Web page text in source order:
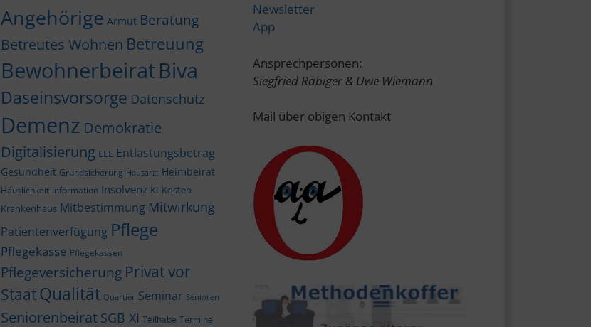
Angehörige Armut Beratung
Betreutes Wohnen Betreuung
BewohnerbeiratBiva
Daseinsvorsorge Datenschutz
Demenz Demokratie
Digitalisierung EEE Entlastungsbetrag
Gesundheit Grundsicherung Hausarzt Heimbeirat
Häuslichkeit Information Insolvenz KI Kosten
Krankenhaus Mitbestimmung Mitwirkung
Patientenverfügung Pflege
Pflegekasse Pflegekassen
Pflegeversicherung Privat vor
StaatQualität Quartier Seminar Senioren
Seniorenbeirat SGB XI Teilhabe Termine
Newsletter
App
Ansprechpersonen:
Siegfried Räbiger & Uwe Wiemann
Mail über obigen Kontakt